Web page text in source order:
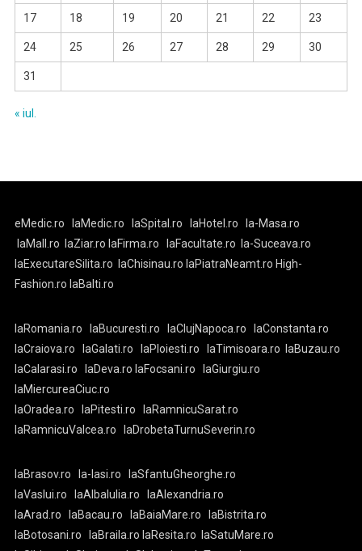
17 18 19 20 21 22 23
24 25 26 27 28 29 30
31
« iul.
eMedic.ro laMedic.ro laSpital.ro laHotel.ro
la-Masa.ro
laMall.ro
laZiar.ro laFirma.ro laFacultate.ro
la-Suceava.ro
laExecutareSilita.ro
laChisinau.ro laPiatraNeamt.ro High-
Fashion.ro laBalti.ro
laRomania.ro laBucuresti.ro laClujNapoca.ro
laConstanta.ro
laCraiova.ro
laGalati.ro laPloiesti.ro laTimisoara.ro
laBuzau.ro
laCalarasi.ro
laDeva.ro laFocsani.ro
laGiurgiu.ro
laMiercureaCiuc.ro
laOradea.ro
laPitesti.ro
laRamnicuSarat.ro
laRamnicuValcea.ro
laDrobetaTurnuSeverin.ro
laBrasov.ro la-Iasi.ro
laSfantuGheorghe.ro
laVaslui.ro
laAlbaIulia.ro
laAlexandria.ro
laArad.ro
laBacau.ro laBaiaMare.ro
laBistrita.ro
laBotosani.ro
laBraila.ro laResita.ro
laSatuMare.ro